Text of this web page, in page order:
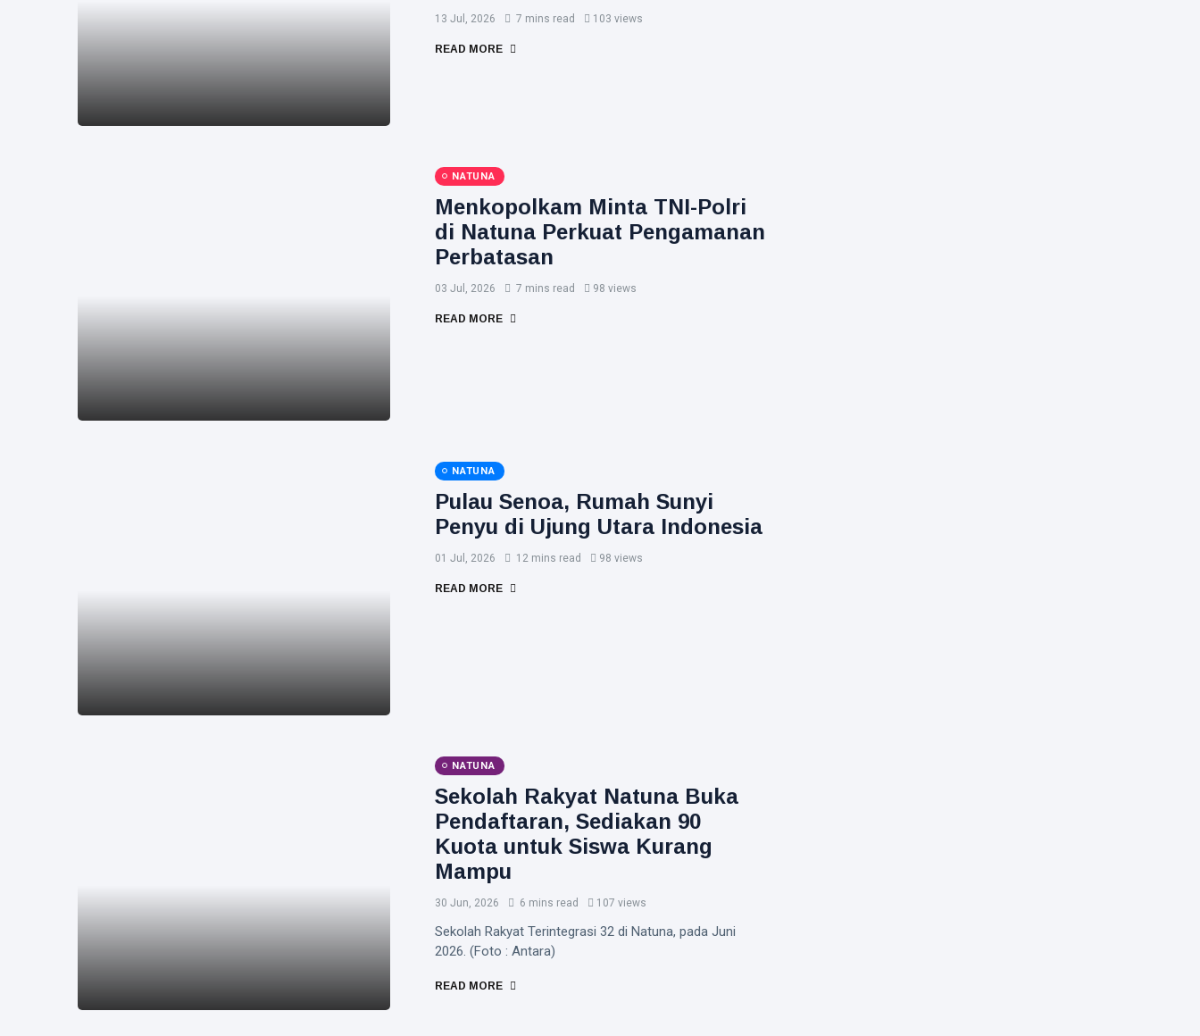
13 Jul, 2026 7 mins read 103 views
READ MORE
NATUNA
Menkopolkam Minta TNI-Polri
di Natuna Perkuat Pengamanan
Perbatasan
03 Jul, 2026 7 mins read 98 views
READ MORE
NATUNA
Pulau Senoa, Rumah Sunyi
Penyu di Ujung Utara Indonesia
01 Jul, 2026 12 mins read 98 views
READ MORE
NATUNA
Sekolah Rakyat Natuna Buka
Pendaftaran, Sediakan 90
Kuota untuk Siswa Kurang
Mampu
30 Jun, 2026 6 mins read 107 views
Sekolah Rakyat Terintegrasi 32 di Natuna, pada Juni
2026. (Foto : Antara)
READ MORE